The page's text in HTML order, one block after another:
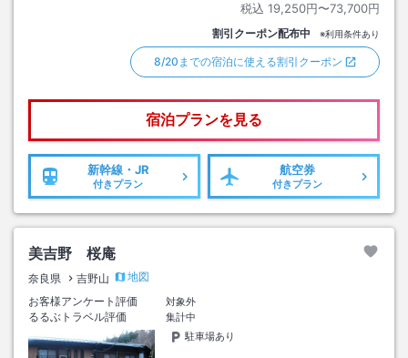
税込 19,250円〜73,700円
割引クーポン配布中 ※利用条件あり
8/20までの宿泊に使える割引クーポン
宿泊プランを見る
新幹線・JR
付きプラン
航空券
付きプラン
美吉野 桜庵
奈良県 吉野山
地図
お客様アンケート評価
対象外
るるぶトラベル評価
集計中
駐車場あり